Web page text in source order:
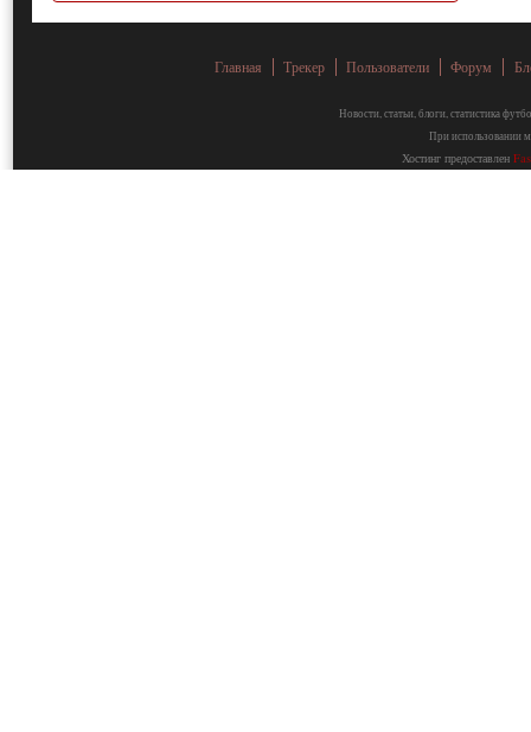
Главная Трекер Пользователи Форум
Новости, статьи, блоги, статистика
При использовании
Хостинг предоставлен